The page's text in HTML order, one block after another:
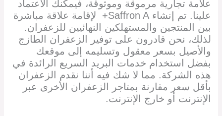
علامة تجارية مرموقة وموثوقة، فيمكنك الاعتماد
علينا. تم إنشاء Saffron A+ لإقامة علاقة مباشرة
بين المنتجين والمستهلكين النهائيين للزعفران.
لذلك، نحن قادرون على توفير الزعفران الطازج
والأصيل بسعر معقول وتسليمه إلى موقعك
بفضل استخدام خدمات البريد السريع الرائدة في
هذه الشركة. مما لا شك فيه أننا نقدم الزعفران
بأقل سعر مقارنة بمتاجر الزعفران الأخرى عبر
الإنترنت أو خارج الإنترنت.